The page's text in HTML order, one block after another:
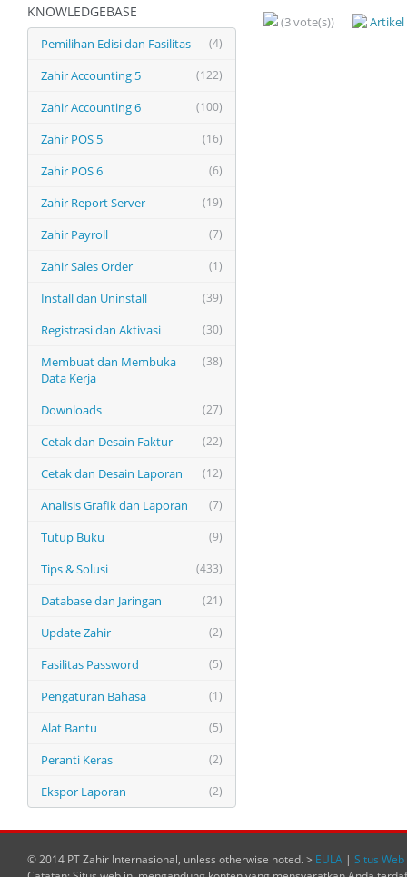
KNOWLEDGEBASE
(4)
Pemilihan Edisi dan Fasilitas
(122)
Zahir Accounting 5
(100)
Zahir Accounting 6
(16)
Zahir POS 5
(6)
Zahir POS 6
(19)
Zahir Report Server
(7)
Zahir Payroll
(1)
Zahir Sales Order
(39)
Install dan Uninstall
(30)
Registrasi dan Aktivasi
(38)
Membuat dan Membuka
Data Kerja
(27)
Downloads
(22)
Cetak dan Desain Faktur
(12)
Cetak dan Desain Laporan
(7)
Analisis Grafik dan Laporan
(9)
Tutup Buku
(433)
Tips & Solusi
(21)
Database dan Jaringan
(2)
Update Zahir
(5)
Fasilitas Password
(1)
Pengaturan Bahasa
(5)
Alat Bantu
(2)
Peranti Keras
(2)
Ekspor Laporan
(3 vote(s))
© 2014 PT Zahir Internasional, unless otherwise noted. > EULA | Situs